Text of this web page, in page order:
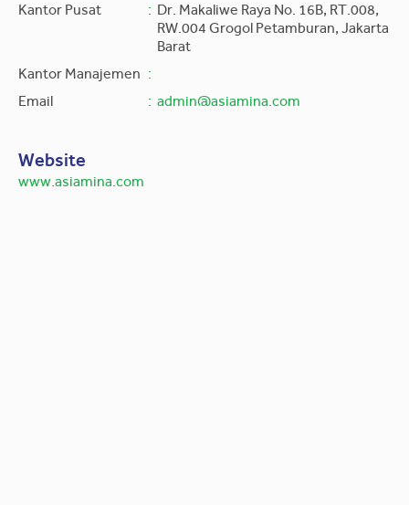
Kantor Pusat : Dr. Makaliwe Raya No. 16B, RT.008,
RW.004 Grogol Petamburan, Jakarta
Barat
Kantor Manajemen :
Email
: admin@asiamina.com
Website
www.asiamina.com